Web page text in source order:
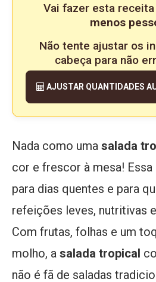
Vai fazer esta
menos
Não tente ajustar os
cabeça para não
AJUSTAR QUANTIDADES
Nada como uma salada
cor e frescor à mesa!
para dias quentes e para
refeições leves, nutritivas
Com frutas, folhas e um
molho, a salada tropical
não é fã de saladas